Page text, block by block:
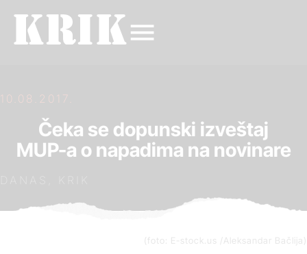
10.08.2017.
Čeka se dopunski izveštaj
MUP-a o napadima na novinare
(foto: E-stock.us /Aleksandar Bačlija)